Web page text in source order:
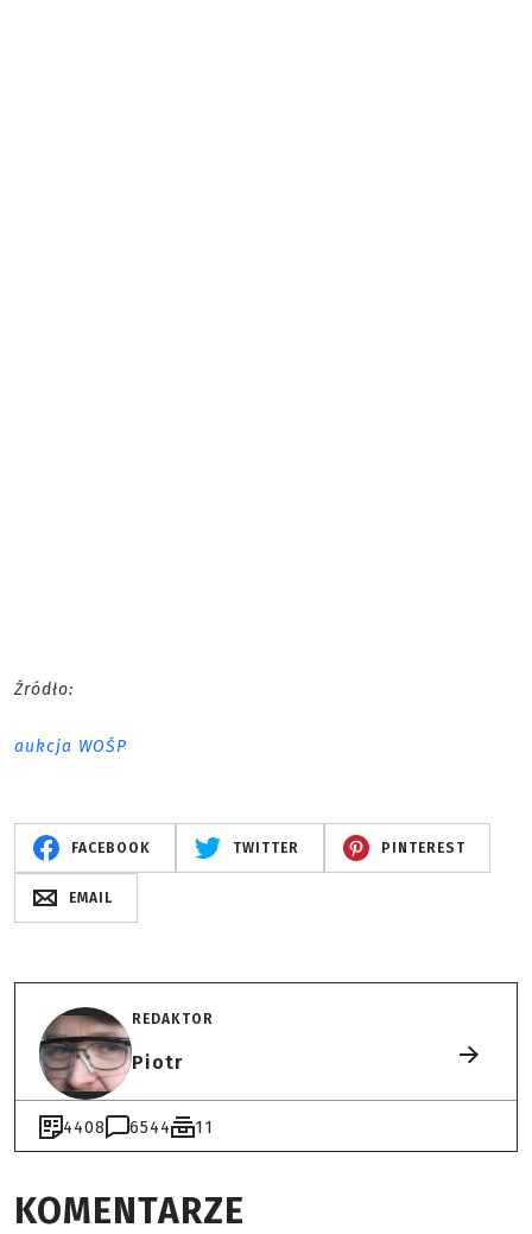
Źródło:
aukcja WOŚP
FACEBOOK TWITTER PINTEREST
EMAIL
REDAKTOR
Piotr
4408 6544 11
KOMENTARZE